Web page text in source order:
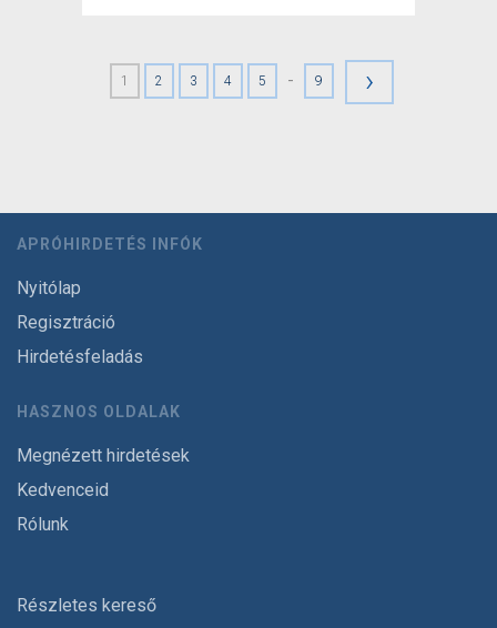
1 2 3 4 5 - 9 ›
APRÓHIRDETÉS INFÓK
Nyitólap
Regisztráció
Hirdetésfeladás
HASZNOS OLDALAK
Megnézett hirdetések
Kedvenceid
Rólunk
Részletes kereső